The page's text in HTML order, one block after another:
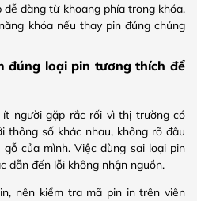
dàng từ khoang phía trong khóa,
khóa nếu thay pin đúng chủng
đúng loại pin tương thích để
người gặp rắc rối vì thị trường có
thông số khác nhau, không rõ đâu
của mình. Việc dùng sai loại pin
dẫn đến lỗi không nhận nguồn.
nên kiểm tra mã pin in trên viên